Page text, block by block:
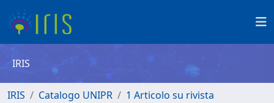
IRIS
IRIS Catalogo UNIPR
1 Articolo su rivista